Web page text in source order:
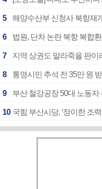
5 해양수산부 신청사 북항재
6 법원, 단차 논란 북항 복합
7 지역 상권도 말라죽을 판
8 통영시민 추석 전 35만 원
9 부산 철강공장 50대 노동자
10